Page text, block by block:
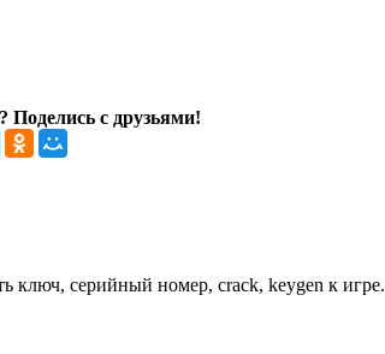
Поделись с друзьями!
ключ, серийный номер, crack, keygen к игре.